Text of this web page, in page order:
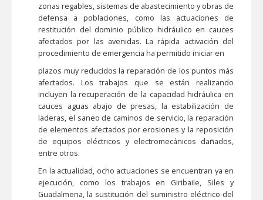
zonas regables, sistemas de abastecimiento y obras de
defensa a poblaciones, como las actuaciones de
restitución del dominio público hidráulico en cauces
afectados por las avenidas. La rápida activación del
procedimiento de emergencia ha permitido iniciar en
plazos muy reducidos la reparación de los puntos más
afectados. Los trabajos que se están realizando
incluyen la recuperación de la capacidad hidráulica en
cauces aguas abajo de presas, la estabilización de
laderas, el saneo de caminos de servicio, la reparación
de elementos afectados por erosiones y la reposición
de equipos eléctricos y electromecánicos dañados,
entre otros.
En la actualidad, ocho actuaciones se encuentran ya en
ejecución, como los trabajos en Giribaile, Siles y
Guadalmena, la sustitución del suministro eléctrico del